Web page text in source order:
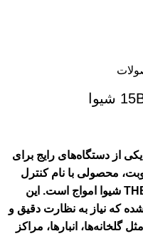
از دستگاه‌های رایج برای
محصولی با نام کنترل
کننده دما و رطوبت THBN‑100 – 15BN1 شیوا امواج است. این
که نیاز به نظارت دقیق و
گلخانه‌ها، انبارها، مراکز